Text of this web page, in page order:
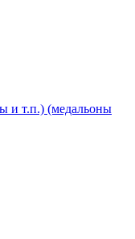
и т.п.) (медальоны